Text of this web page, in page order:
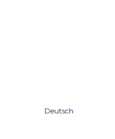
Deutsch